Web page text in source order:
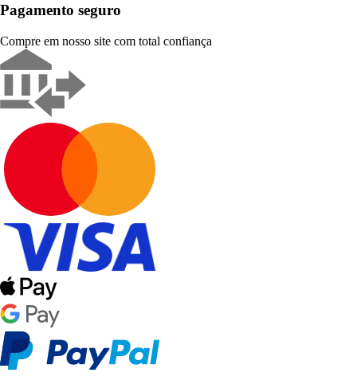
Pagamento seguro
Compre em nosso site com total confiança